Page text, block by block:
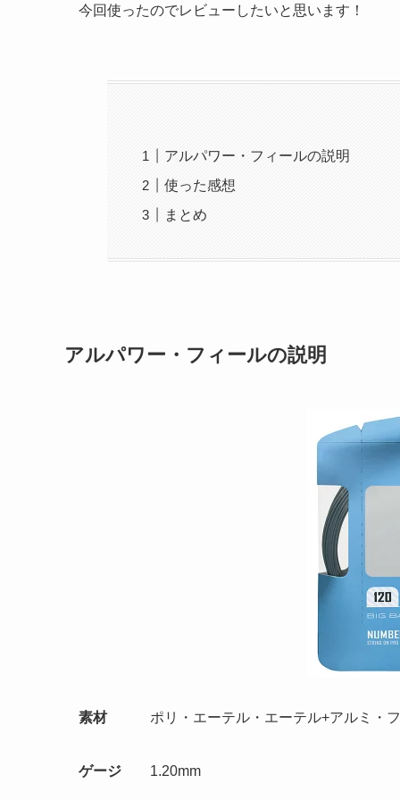
今回使ったのでレビューしたいと思います！
アルパワー・フィールの説明
使った感想
まとめ
アルパワー・フィールの説明
素材ポリ・エーテル・エーテル+アルミ・フ
ゲージ 1.20mm